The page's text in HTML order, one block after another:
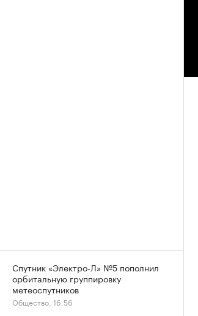
Спутник «Электро-Л» №5 пополнил
орбитальную группировку
метеоспутников
Общество, 16:56